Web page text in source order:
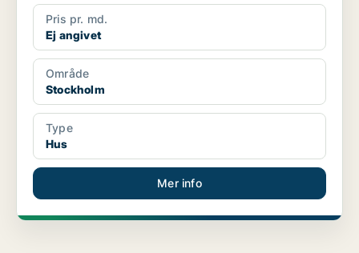
Pris pr. md.
Ej angivet
Område
Stockholm
Type
Hus
Mer info